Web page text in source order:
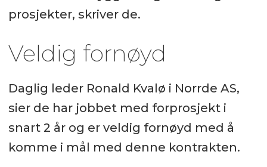
prosjekter, skriver de.
Veldig fornøyd
Daglig leder Ronald Kvalø i Norrde AS,
sier de har jobbet med forprosjekt i
snart 2 år og er veldig fornøyd med å
komme i mål med denne kontrakten.